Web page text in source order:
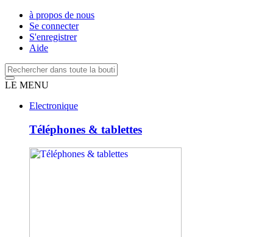
à propos de nous
Se connecter
S'enregistrer
Aide
LE MENU
Electronique
Téléphones & tablettes